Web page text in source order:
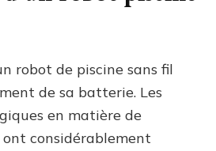
robot de piscine sans fil
de sa batterie. Les
en matière de
ont considérablement